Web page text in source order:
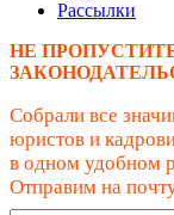
Рассылки
НЕ
Собрали все
юристов и
в одном удобном
Отправим на